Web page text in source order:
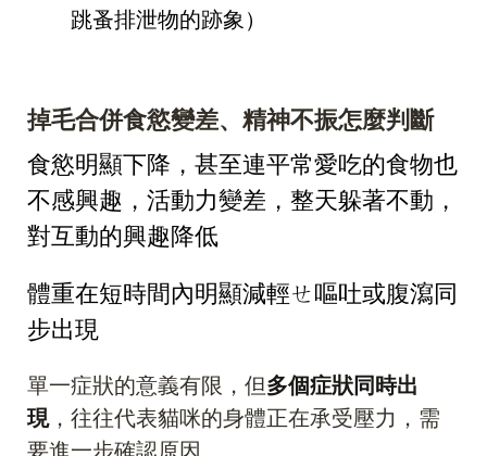
跳蚤排泄物的跡象）
掉毛合併食慾變差、精神不振怎麼判斷
食慾明顯下降，甚至連平常愛吃的食物也
不感興趣，活動力變差，整天躲著不動，
對互動的興趣降低
體重在短時間內明顯減輕ㄝ嘔吐或腹瀉同
步出現
單一症狀的意義有限，但多個症狀同時出
現，往往代表貓咪的身體正在承受壓力，需
要進一步確認原因